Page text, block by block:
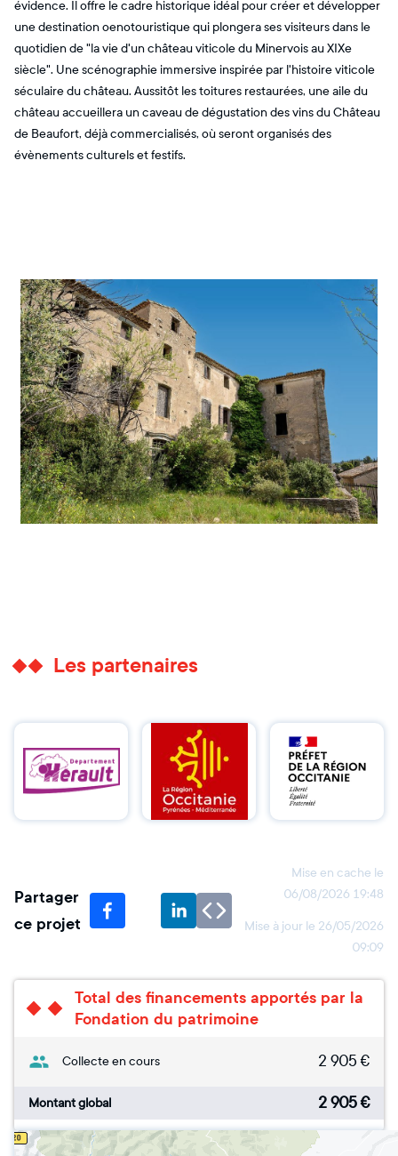
évidence. Il offre le cadre historique idéal pour créer et développer
une destination oenotouristique qui plongera ses visiteurs dans le
quotidien de "la vie d'un château viticole du Minervois au XIXe
siècle". Une scénographie immersive inspirée par l'histoire viticole
séculaire du château. Aussitôt les toitures restaurées, une aile du
château accueillera un caveau de dégustation des vins du Château
de Beaufort, déjà commercialisés, où seront organisés des
évènements culturels et festifs.
Les partenaires
Partager
ce projet
Mise en cache le
06/08/2026 19:48
Mise à jour le 26/05/2026
09:09
Total des financements apportés par la
Fondation du patrimoine
Collecte en cours 2 905 €
Montant global 2 905€